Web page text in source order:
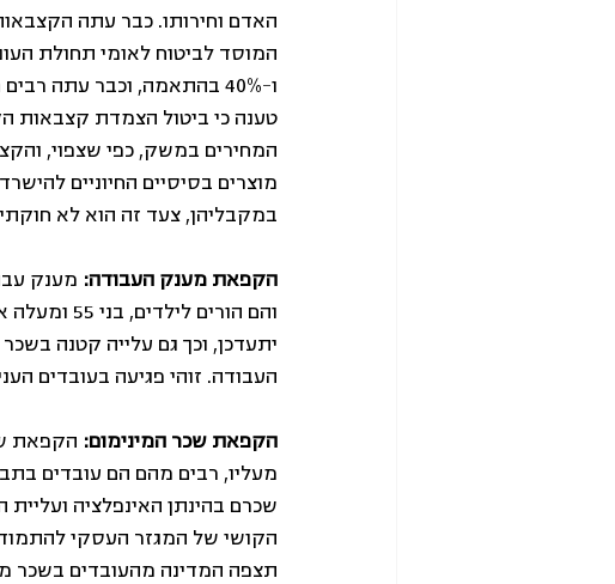
האדם וחירותו. כבר עתה
ו-40% בהתאמה, וכבר עתה
טענה כי ביטול הצמדת קצבאות
המחירים במשק, כפי שצפוי,
מוצרים בסיסיים החיוניים
במקבליהן, צעד זה הוא לא
הקפאת מענק העבודה: מענק
והם
יתעדכן, וכך גם עלייה קטנה
העבודה. זוהי פגיעה בעובדים
הקפאת שכר המינימום: הקפאת
מעליו, רבים מהם הם עובדים
שכרם בהינתן האינפלציה
הקושי של המגזר העסקי
תצפה המדינה מהעובדים בשכר